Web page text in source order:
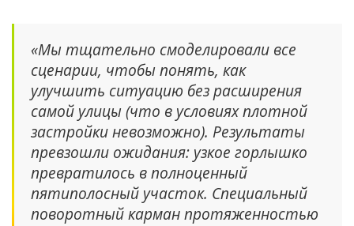
«Мы тщательно смоделировали все
сценарии, чтобы понять, как
улучшить ситуацию без расширения
самой улицы (что в условиях плотной
застройки невозможно). Результаты
превзошли ожидания: узкое горлышко
превратилось в полноценный
пятиполосный участок. Специальный
поворотный карман протяженностью